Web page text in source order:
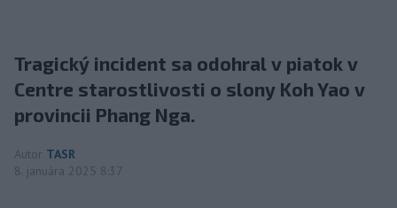
Tragický incident sa odohral v piatok v
Centre starostlivosti o slony Koh Yao v
provincii Phang Nga.
Autor TASR
8. januára 2025 8:37